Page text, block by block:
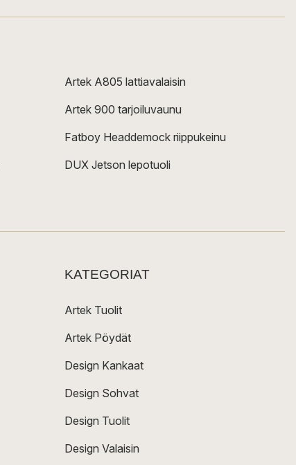
Artek A805 lattiavalaisin
Artek 900 tarjoiluvaunu
Fatboy Headdemock riippukeinu
DUX Jetson lepotuoli
KATEGORIAT
Artek Tuolit
Artek Pöydät
Design Kankaat
Design Sohvat
Design Tuolit
Design Valaisin